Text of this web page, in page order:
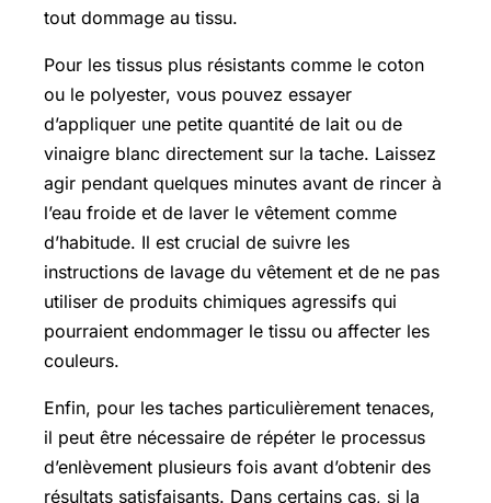
tout dommage au tissu.
Pour les tissus plus résistants comme le coton
ou le polyester, vous pouvez essayer
d’appliquer une petite quantité de lait ou de
vinaigre blanc directement sur la tache. Laissez
agir pendant quelques minutes avant de rincer à
l’eau froide et de laver le vêtement comme
d’habitude. Il est crucial de suivre les
instructions de lavage du vêtement et de ne pas
utiliser de produits chimiques agressifs qui
pourraient endommager le tissu ou affecter les
couleurs.
Enfin, pour les taches particulièrement tenaces,
il peut être nécessaire de répéter le processus
d’enlèvement plusieurs fois avant d’obtenir des
résultats satisfaisants. Dans certains cas, si la